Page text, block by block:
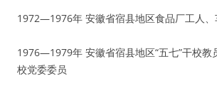
1972—1976年 安徽省宿县地区食品厂工人、
1976—1979年 安徽省宿县地区“五七”干校教
校党委委员